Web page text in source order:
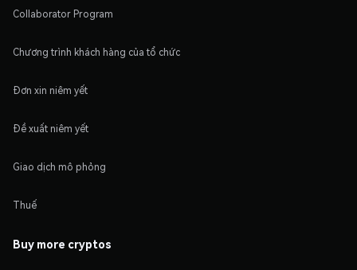
Collaborator Program
Chương trình khách hàng của tổ chức
Đơn xin niêm yết
Đề xuất niêm yết
Giao dịch mô phỏng
Thuế
Buy more cryptos